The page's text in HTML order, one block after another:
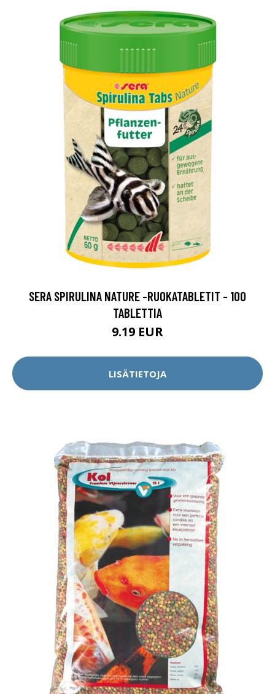
SERA SPIRULINA NATURE -RUOKATABLETIT - 100
TABLETTIA
9.19 EUR
LISÄTIETOJA